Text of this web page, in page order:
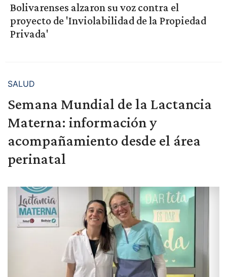
Bolivarenses alzaron su voz contra el
proyecto de 'Inviolabilidad de la Propiedad
Privada'
SALUD
Semana Mundial de la Lactancia
Materna: información y
acompañamiento desde el área
perinatal